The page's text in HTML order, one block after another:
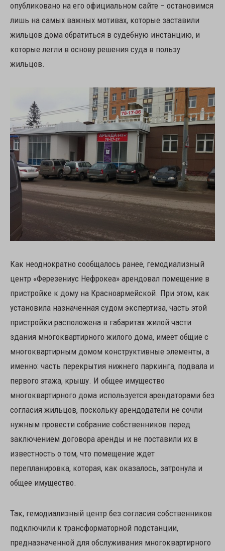
опубликовано на его официальном сайте – остановимся
лишь на самых важных мотивах, которые заставили
жильцов дома обратиться в судебную инстанцию, и
которые легли в основу решения суда в пользу
жильцов.
Как неоднократно сообщалось ранее, гемодиализный
центр «Ферезениус Нефрокеа» арендовал помещение в
пристройке к дому на Красноармейской. При этом, как
установила назначенная судом экспертиза, часть этой
пристройки расположена в габаритах жилой части
здания многоквартирного жилого дома, имеет общие с
многоквартирным домом конструктивные элементы, а
именно: часть перекрытия нижнего паркинга, подвала и
первого этажа, крышу. И общее имущество
многоквартирного дома используется арендаторами без
согласия жильцов, поскольку арендодатели не сочли
нужным провести собрание собственников перед
заключением договора аренды и не поставили их в
известность о том, что помещение ждет
перепланировка, которая, как оказалось, затронула и
общее имущество.
Так, гемодиализный центр без согласия собственников
подключили к трансформаторной подстанции,
предназначенной для обслуживания многоквартирного